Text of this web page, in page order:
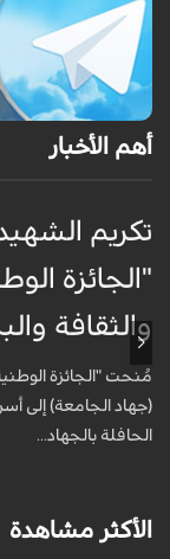
أهم الأخبار
تكريم
"الجائزة
والثقافة
مُنحت "الجائزة
(جهاد الجامعة) إلى
الحافلة بالجهاد...
الأكثر مشاهدة